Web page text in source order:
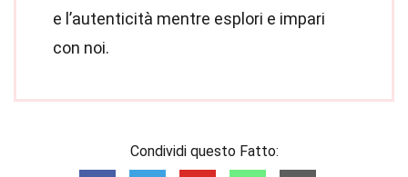
e l’autenticità mentre esplori e impari
con noi.
Condividi questo Fatto: